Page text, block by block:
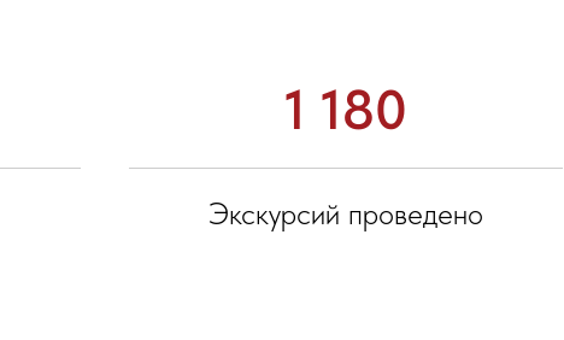
1 180
Экскурсий проведено